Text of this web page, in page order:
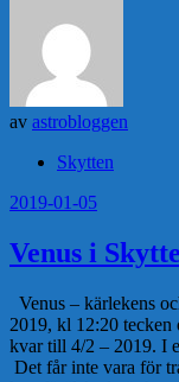
av astrobloggen
Skytten
2019-01-05
Venus i
Venus – kärlekens
2019, kl 12:20 tecken
kvar till 4/2 – 2019. I
Det får inte vara för